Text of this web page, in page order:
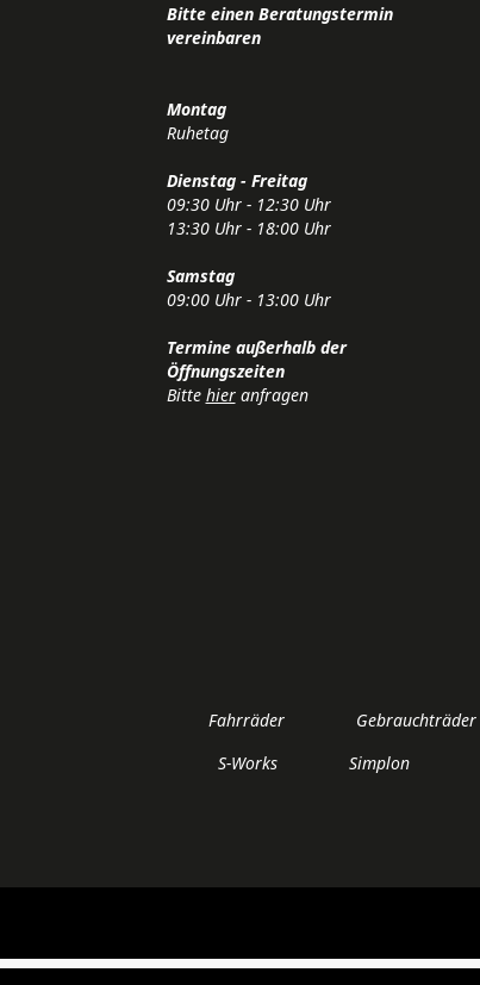
Bitte einen Beratungstermin
vereinbaren
Montag
Ruhetag
Dienstag - Freitag
09:30 Uhr - 12:30 Uhr
13:30 Uhr - 18:00 Uhr
Samstag
09:00 Uhr - 13:00 Uhr
Termine außerhalb der
Öffnungszeiten
Bitte hieranfragen
Fahrräder Gebrauchträder
S-Works
Simplon